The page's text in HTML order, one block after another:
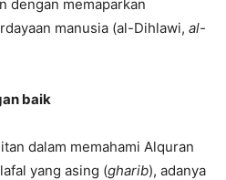
dengan memaparkan
manusia (al-Dihlawi, al-
baik
dalam memahami Alquran
yang asing (gharib), adanya